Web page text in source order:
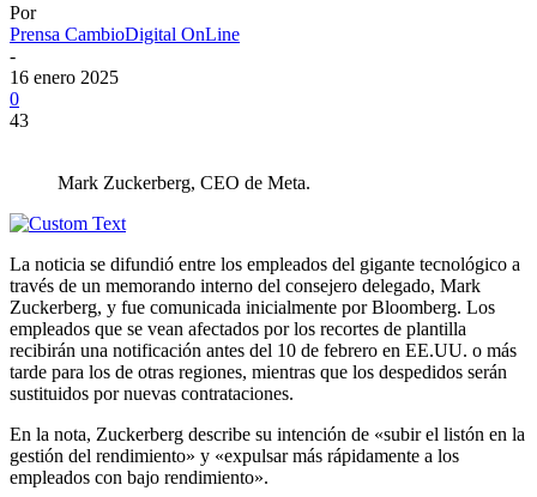
Por
Prensa CambioDigital OnLine
-
16 enero 2025
0
43
Mark Zuckerberg, CEO de Meta.
La noticia se difundió entre los empleados del gigante tecnológico a
través de un memorando interno del consejero delegado, Mark
Zuckerberg, y fue comunicada inicialmente por Bloomberg. Los
empleados que se vean afectados por los recortes de plantilla
recibirán una notificación antes del 10 de febrero en EE.UU. o más
tarde para los de otras regiones, mientras que los despedidos serán
sustituidos por nuevas contrataciones.
En la nota, Zuckerberg describe su intención de «subir el listón en la
gestión del rendimiento» y «expulsar más rápidamente a los
empleados con bajo rendimiento».